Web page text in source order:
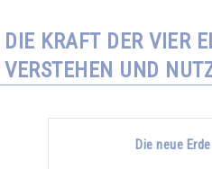
DIE KRAFT DER VIER
VERSTEHEN UND
Die neue